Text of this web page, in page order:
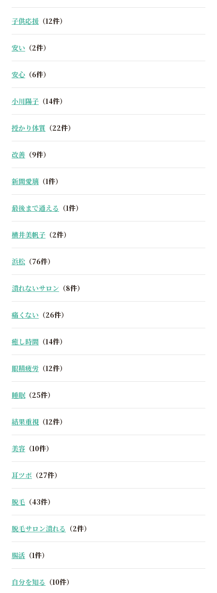
子供応援 （12件）
安い （2件）
安心 （6件）
小川陽子 （14件）
授かり体質 （22件）
改善 （9件）
新間愛璃 （1件）
最後まで通える （1件）
横井美帆子 （2件）
浜松 （76件）
潰れないサロン （8件）
痛くない （26件）
癒し時間 （14件）
眼精疲労 （12件）
睡眠（25件）
結果重視 （12件）
美容 （10件）
耳ツボ （27件）
脱毛 （43件）
脱毛サロン潰れる （2件）
腸活 （1件）
自分を知る （10件）